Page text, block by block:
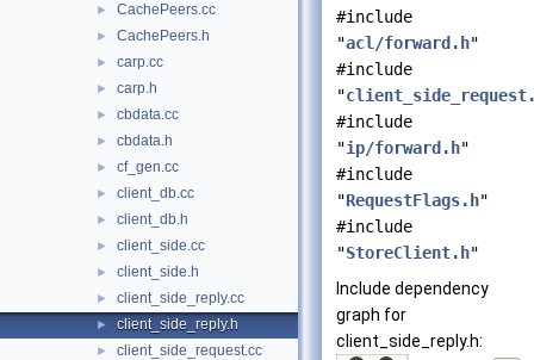
► CachePeers.cc
► CachePeers.h
► carp.cc
► carp.h
► cbdata.cc
► cbdata.h
► cf_gen.cc
► client_db.cc
► client_db.h
► client_side.cc
► client_side.h
► client_side_reply.cc
► client_side_reply.h
► client_side_request.cc
#include
"acl/forward.h"
#include
"
#include
"ip/forward.h"
#include
"RequestFlags.h"
#include
"StoreClient.h"
Include dependency
graph for
client_side_reply.h: